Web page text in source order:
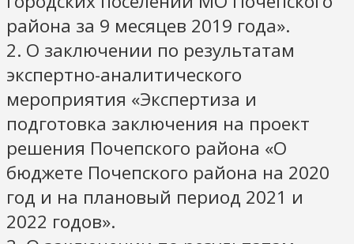
района за 9 месяцев 2019 года».
2. О заключении по результатам
экспертно-аналитического
мероприятия «Экспертиза и
подготовка заключения на проект
решения Почепского района «О
бюджете Почепского района на 2020
год и на плановый период 2021 и
2022 годов».